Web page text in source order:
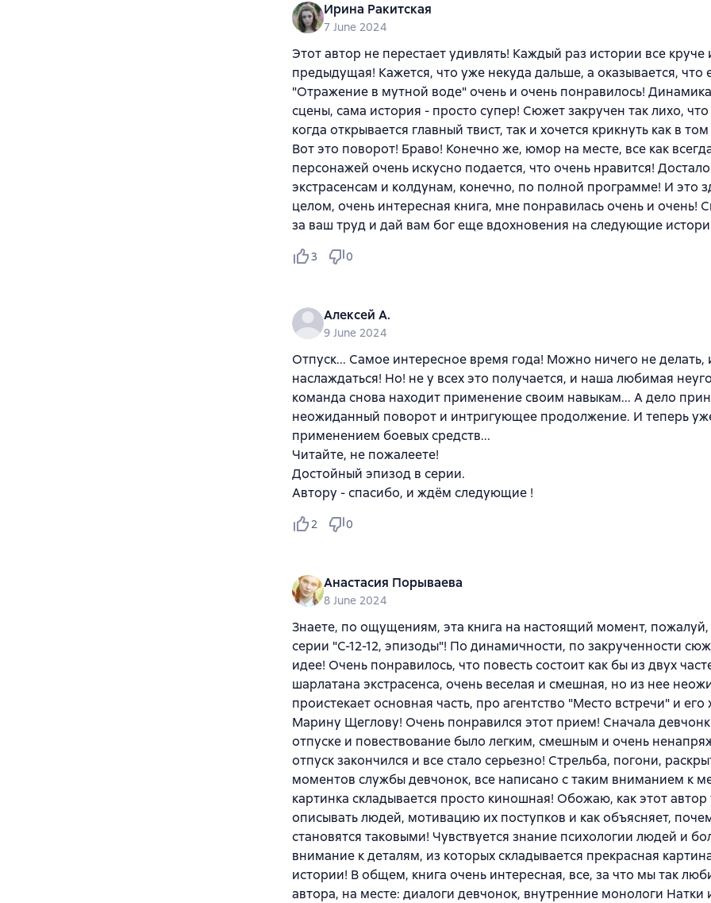
Ирина Ракитская
7 June 2024
Этот автор не перестает удивлять! Каждый раз истории все круче
предыдущая! Кажется, что уже некуда дальше, а оказывается, что
"Отражение в мутной воде" очень и очень понравилось!
сцены, сама история - просто супер! Сюжет закручен так лихо,
когда открывается главный твист, так и хочется крикнуть как в
Вот это поворот! Браво! Конечно же, юмор на месте, все как
персонажей очень искусно подается, что очень нравится!
экстрасенсам и колдунам, конечно, по полной программе! И это
целом, очень интересная книга, мне понравилась очень и очень!
за ваш труд и дай вам бог еще вдохновения на следующие
3 0
Алексей А.
9 June 2024
Отпуск... Самое интересное время года! Можно ничего не делать,
наслаждаться! Но! не у всех это получается, и наша любимая
команда снова находит применение своим навыкам... А дело
неожиданный поворот и интригующее продолжение. И теперь
применением боевых средств...
Читайте, не пожалеете!
Достойный эпизод в серии.
Автору - спасибо, и ждëм следующие !
2 0
Анастасия Порываева
8 June 2024
Знаете, по ощущениям, эта книга на настоящий момент,
серии "С-12-12, эпизоды"! По динамичности, по закрученности
идее! Очень понравилось, что повесть состоит как бы из двух
шарлатана экстрасенса, очень веселая и смешная, но из нее
проистекает основная часть, про агентство "Место встречи" и его
Марину Щеглову! Очень понравился этот прием! Сначала
отпуске и повествование было легким, смешным и очень
отпуск закончился и все стало серьезно! Стрельба, погони,
моментов службы девчонок, все написано с таким вниманием к
картинка складывается просто киношная! Обожаю, как этот автор
описывать людей, мотивацию их поступков и как объясняет,
становятся таковыми! Чувствуется знание психологии людей и
внимание к деталям, из которых складывается прекрасная
истории! В общем, книга очень интересная, все, за что мы так
автора, на месте: диалоги девчонок, внутренние монологи Натки